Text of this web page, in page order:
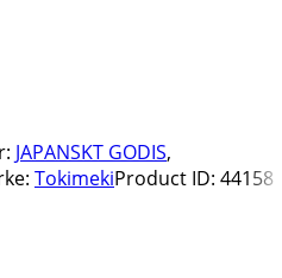
JAPANSKT GODIS,
TokimekiProduct ID: 44158